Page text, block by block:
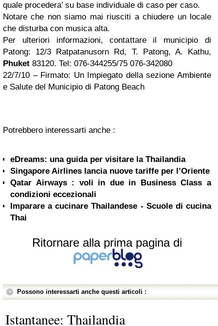
quale procedera’ su base individuale di caso per caso.
Notare che non siamo mai riusciti a chiudere un locale
che disturba con musica alta.
Per ulteriori informazioni, contattare il municipio di
Patong: 12/3 Ratpatanusorn Rd, T. Patong, A. Kathu,
Phuket 83120. Tel: 076-344255/75 076-342080
22/7/10 – Firmato: Un Impiegato della sezione Ambiente
e Salute del Municipio di Patong Beach
Potrebbero interessarti anche :
eDreams: una guida per visitare la Thailandia
Singapore Airlines lancia nuove tariffe per l’Oriente
Qatar Airways : voli in due in Business Class a
condizioni eccezionali
Imparare a cucinare Thailandese - Scuole di cucina
Thai
Ritornare alla prima pagina di
Possono interessarti anche questi articoli :
Istantanee: Thailandia